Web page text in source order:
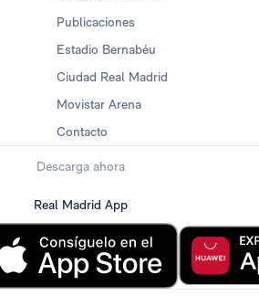
Publicaciones
Estadio Bernabéu
Ciudad Real Madrid
Movistar Arena
Contacto
Descarga ahora
Real Madrid App